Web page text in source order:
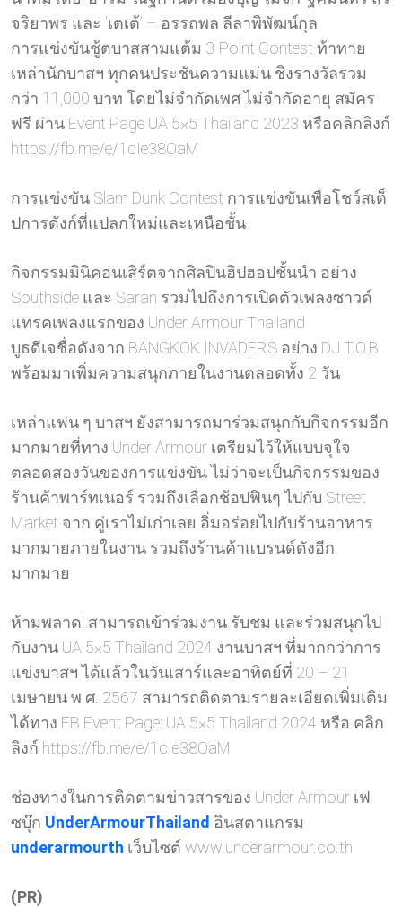
จริยาพร และ ‘เตเต้’ – อรรถพล ลีลาพิพัฒน์กุล
การแข่งขันชู้ตบาสสามแต้ม 3-Point Contest ท้าทาย
เหล่านักบาสฯ ทุกคนประชันความแม่น ชิงรางวัลรวม
กว่า 11,000 บาท โดยไม่จำกัดเพศ ไม่จำกัดอายุ สมัคร
ฟรี ผ่าน Event Page UA 5×5 Thailand 2023 หรือคลิกลิงก์
https://fb.me/e/1cIe38OaM
การแข่งขัน Slam Dunk Contest การแข่งขันเพื่อโชว์สเต็
ปการดังก์ที่แปลกใหม่และเหนือชั้น
กิจกรรมมินิคอนเสิร์ตจากศิลปินฮิปฮอปชั้นนำ อย่าง
Southside และ Saran รวมไปถึงการเปิดตัวเพลงซาวด์
แทรคเพลงแรกของ Under Armour Thailand
บูธดีเจชื่อดังจาก BANGKOK INVADERS อย่าง DJ T.O.B
พร้อมมาเพิ่มความสนุกภายในงานตลอดทั้ง 2 วัน
เหล่าแฟน ๆ บาสฯ ยังสามารถมาร่วมสนุกกับกิจกรรมอีก
มากมายที่ทาง Under Armour เตรียมไว้ให้แบบจุใจ
ตลอดสองวันของการแข่งขัน ไม่ว่าจะเป็นกิจกรรมของ
ร้านค้าพาร์ทเนอร์ รวมถึงเลือกช้อปฟินๆ ไปกับ Street
Market จาก คู่เราไม่เก่าเลย อิ่มอร่อยไปกับร้านอาหาร
มากมายภายในงาน รวมถึงร้านค้าแบรนด์ดังอีก
มากมาย
ห้ามพลาด! สามารถเข้าร่วมงาน รับชม และร่วมสนุกไป
กับงาน UA 5×5 Thailand 2024 งานบาสฯ ที่มากกว่าการ
แข่งบาสฯ ได้แล้วในวันเสาร์และอาทิตย์ที่ 20 – 21
เมษายน พ.ศ. 2567 สามารถติดตามรายละเอียดเพิ่มเติม
ได้ทาง FB Event Page: UA 5×5 Thailand 2024 หรือ คลิก
ลิงก์ https://fb.me/e/1cIe38OaM
ช่องทางในการติดตามข่าวสารของ Under Armour เฟ
ซบุ๊ก UnderArmourThailand อินสตาแกรม
underarmourth เว็บไซต์ www.underarmour.co.th
(PR)